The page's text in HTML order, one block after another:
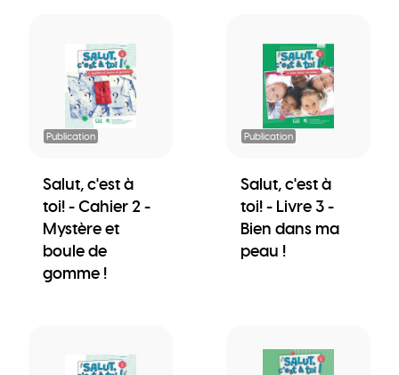
Publication
Salut, c'est à
toi! - Cahier 2 -
Mystère et
boule de
gomme !
Publication
Salut, c'est à
toi! - Livre 3 -
Bien dans ma
peau !